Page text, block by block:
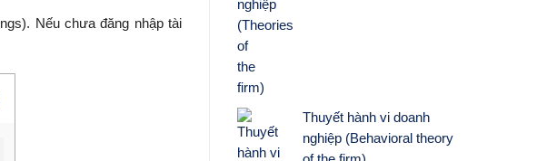
Nếu chưa đăng nhập tài
Thuyết hành vi doanh
nghiệp (Behavioral theory